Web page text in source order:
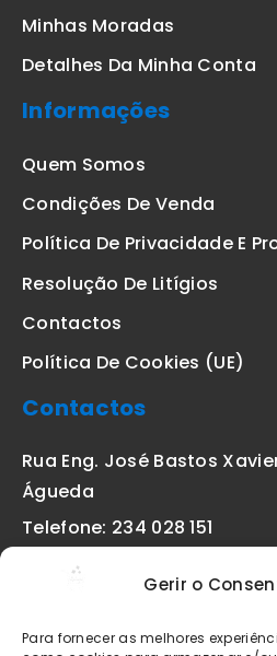
Gerir o
Para fornecer as melhores
Minhas Moradas
Detalhes Da Minha Conta
Informações
Quem Somos
Condições De Venda
Política De Privacidade E
Resolução De Litígios
Contactos
Política De Cookies (UE)
Contactos
Rua Eng. José Bastos
Águeda
Telefone: 234 028 151
geral@etiquetas-